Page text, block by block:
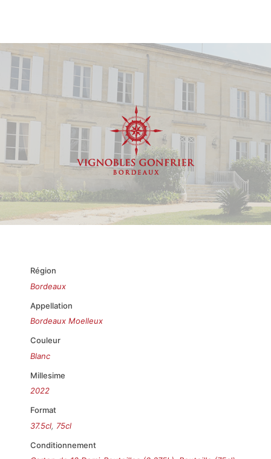
Région
Bordeaux
Appellation
Bordeaux Moelleux
Couleur
Blanc
Millesime
2022
Format
37.5cl, 75cl
Conditionnement